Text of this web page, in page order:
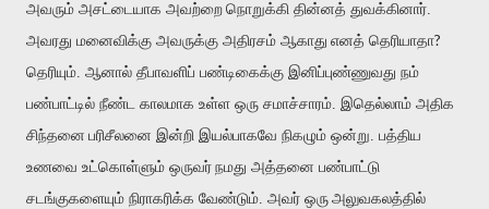
அவரும் அசட்டையாக அவற்றை நொறுக்கி தின்னத் துவக்கினார்.
அவரது மனைவிக்கு அவருக்கு அதிரசம் ஆகாது எனத் தெரியாதா?
தெரியும். ஆனால் தீபாவளிப் பண்டிகைக்கு இனிப்புண்ணுவது நம்
பண்பாட்டில் நீண்ட காலமாக உள்ள ஒரு சமாச்சாரம். இதெல்லாம் அதிக
சிந்தனை பரிசீலனை இன்றி இயல்பாகவே நிகழும் ஒன்று. பத்திய
உணவை உட்கொள்ளும் ஒருவர் நமது அத்தனை பண்பாட்டு
சடங்குகளையும் நிராகரிக்க வேண்டும். அவர் ஒரு அலுவகலத்தில்